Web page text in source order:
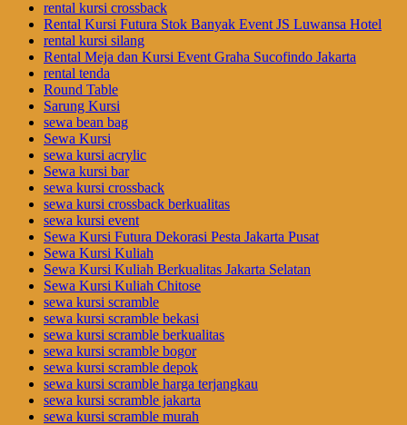
rental kursi crossback
Rental Kursi Futura Stok Banyak Event JS Luwansa Hotel
rental kursi silang
Rental Meja dan Kursi Event Graha Sucofindo Jakarta
rental tenda
Round Table
Sarung Kursi
sewa bean bag
Sewa Kursi
sewa kursi acrylic
Sewa kursi bar
sewa kursi crossback
sewa kursi crossback berkualitas
sewa kursi event
Sewa Kursi Futura Dekorasi Pesta Jakarta Pusat
Sewa Kursi Kuliah
Sewa Kursi Kuliah Berkualitas Jakarta Selatan
Sewa Kursi Kuliah Chitose
sewa kursi scramble
sewa kursi scramble bekasi
sewa kursi scramble berkualitas
sewa kursi scramble bogor
sewa kursi scramble depok
sewa kursi scramble harga terjangkau
sewa kursi scramble jakarta
sewa kursi scramble murah